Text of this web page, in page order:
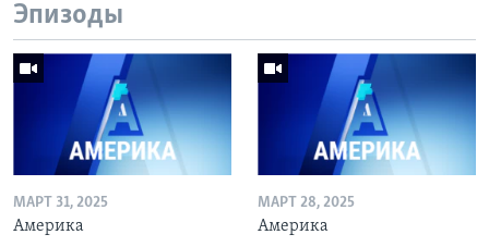
Эпизоды
МАРТ 31, 2025
Америка
МАРТ 28, 2025
Америка